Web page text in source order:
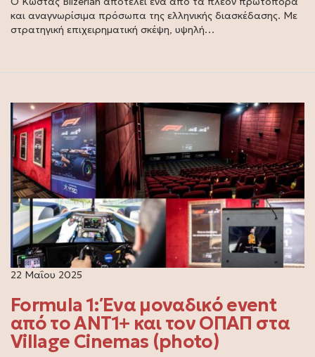
και αναγνωρίσιμα πρόσωπα της ελληνικής διασκέδασης. Με
στρατηγική επιχειρηματική σκέψη, υψηλή…
22 Μαΐου 2025
Formula 1: Ένα μοναδικό event
από το ΑΝΤ1+ και τον ΟΠΑΠ στα
Village Cinemas (photo)